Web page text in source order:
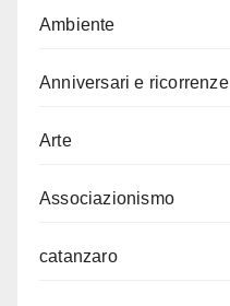
Ambiente
Anniversari e ricorrenze
Arte
Associazionismo
catanzaro